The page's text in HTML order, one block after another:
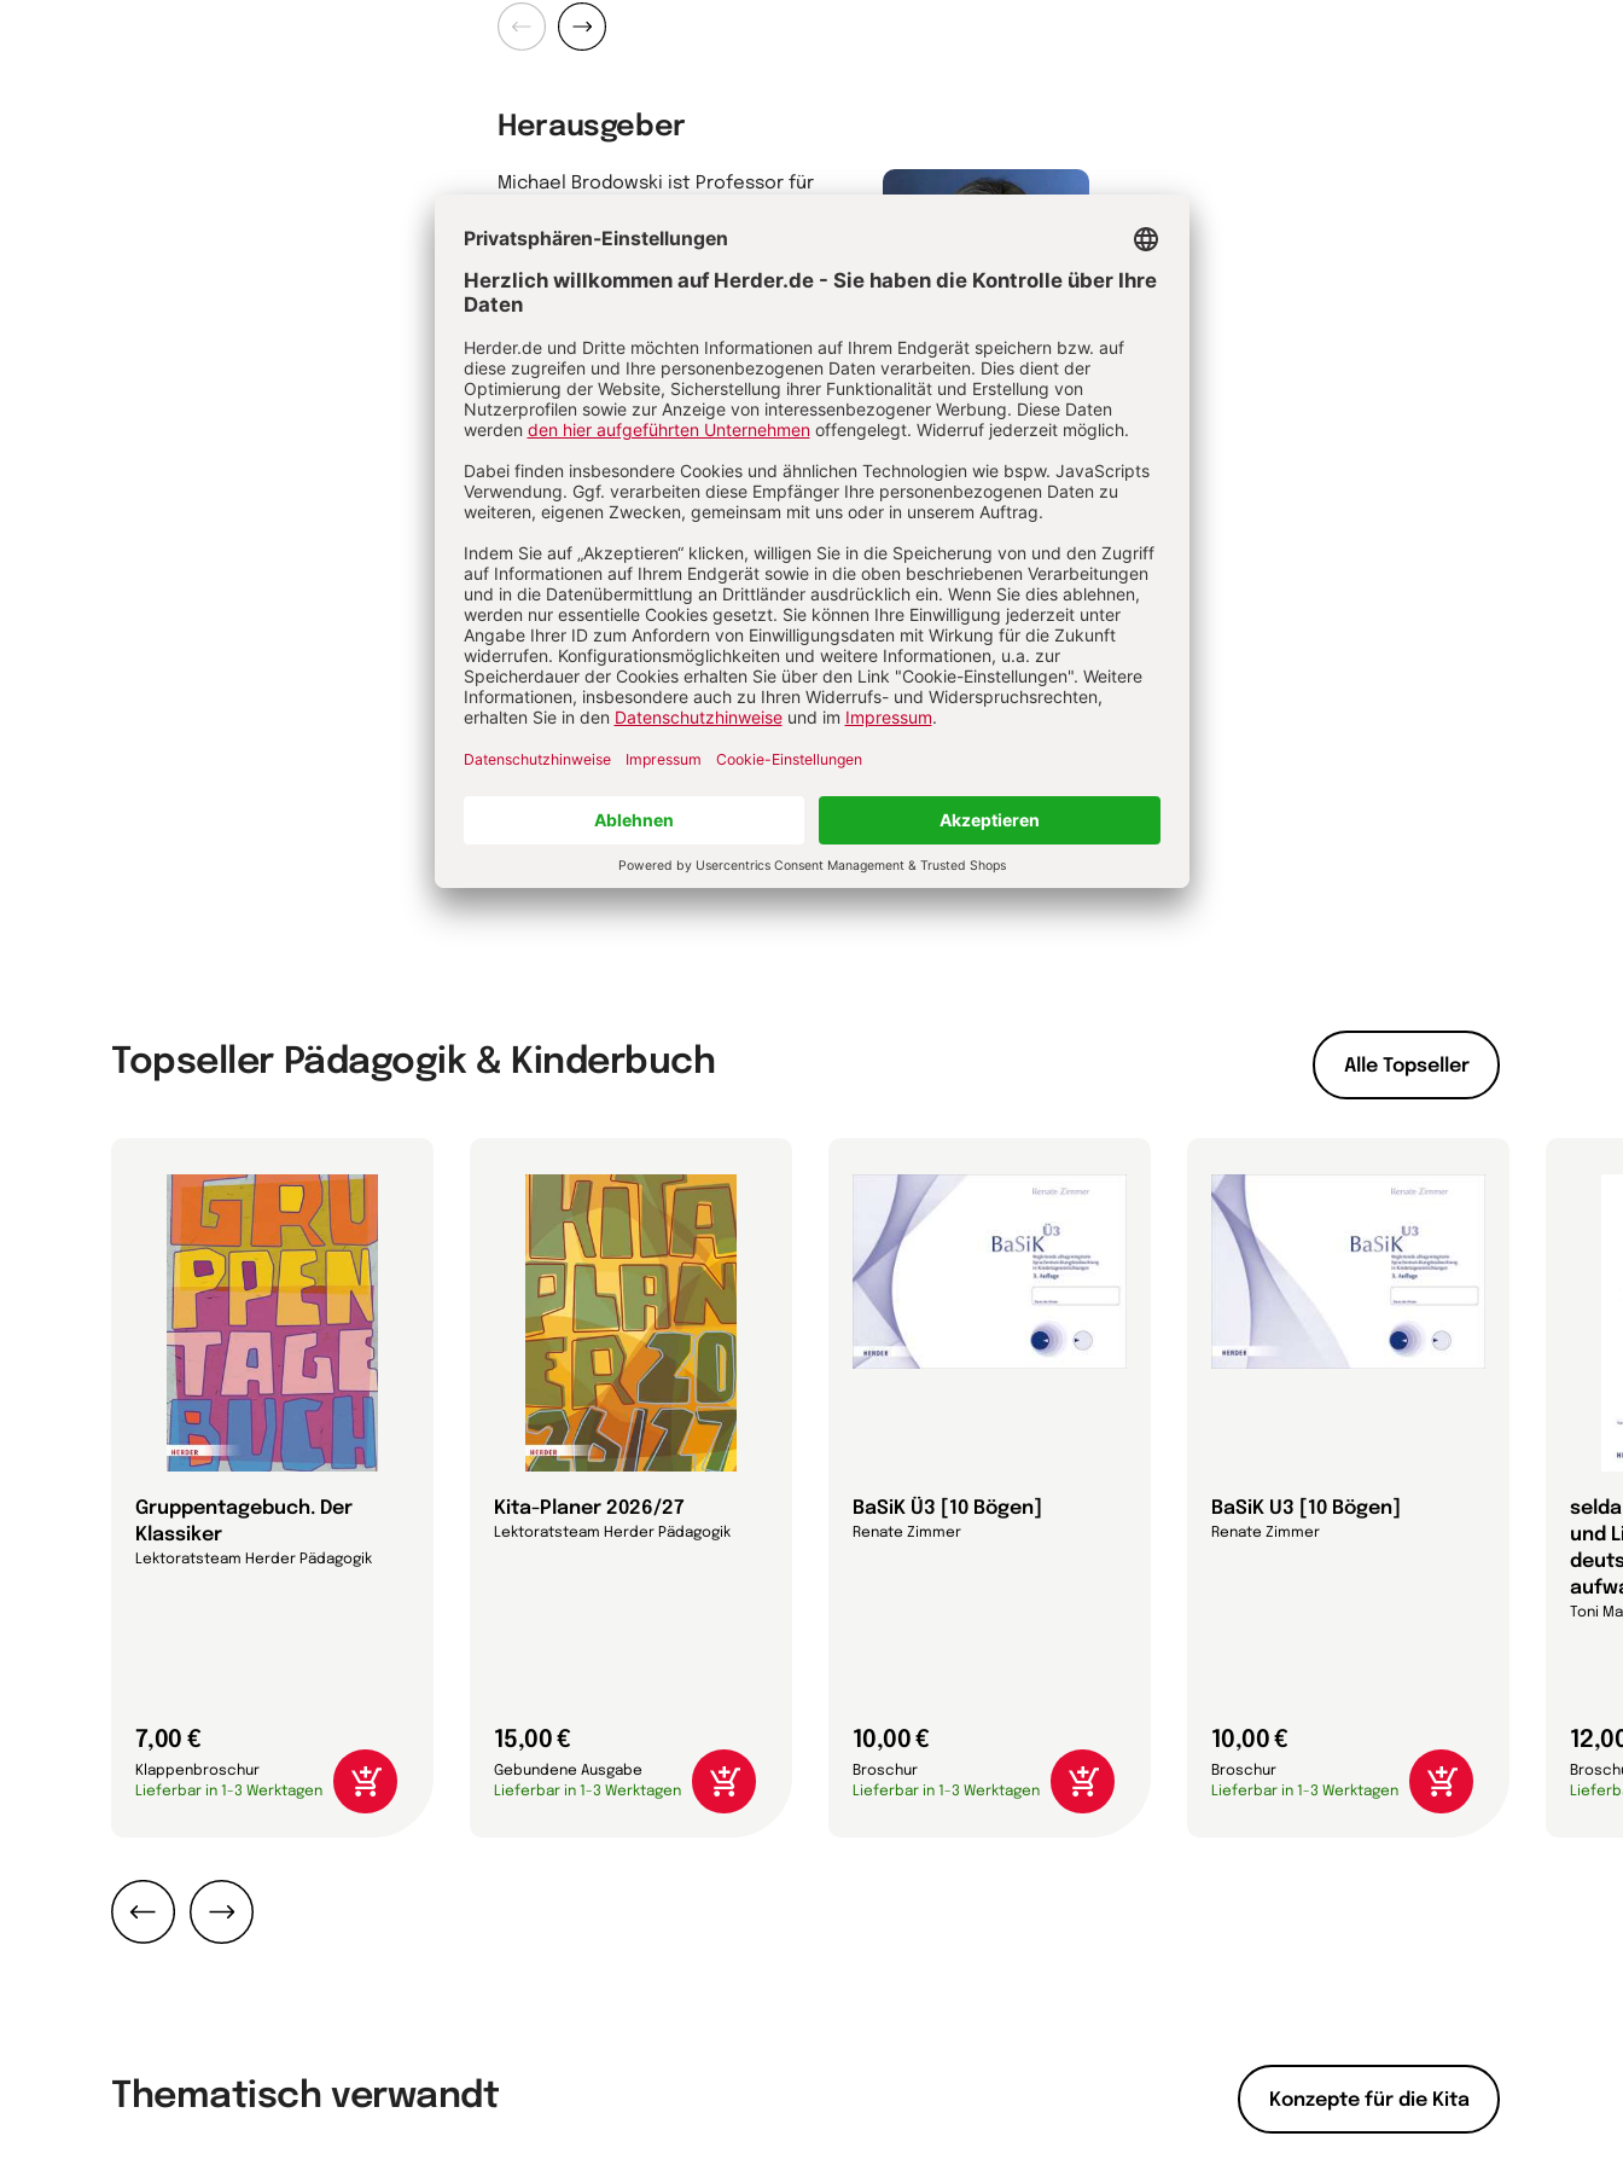
Herausgeber
Michael Brodowski
Professor für Leitung
und Management
frühkindlicher
Bildungseinrichtungn
Michael Brodowski ist Professor für
Bildungseinrichtungen an der Alice-
Salomon-Hochschule in Berlin. Dort ist er
für den Masterstudiengang
Nachhaltige Entwicklung (BNE)
verantwortlich. Von 2005 - 2010 war er
Leiter der Koordinationsstelle zur
Umsetzung der UN Weltdekade "Bildung
für eine Nachhaltige Entwicklung" für das
Bundesland Thüringen.
Mehr von Michael Brodowski
Verwandte Themen
Ruhephasen und Entspannung in der Kita
Achtsamkeit und Entspannung
Topseller Pädagogik & Kinderbuch Alle Topseller
Gruppentagebuch. Der
Klassiker
Lektoratsteam Herder Pädagogik
7,00 €
Klappenbroschur
Lieferbar in 1-3 Werktagen
Kita-Planer 2026/27
Lektoratsteam Herder Pädagogik
15,00 €
Gebundene Ausgabe
Lieferbar in 1-3 Werktagen
BaSiK Ü3 [10 Bögen]
Renate Zimmer
10,00 €
Broschur
Lieferbar in 1-3 Werktagen
BaSiK U3 [10 Bögen]
Renate Zimmer
10,00 €
Broschur
Lieferbar in 1-3 Werktagen
und
Toni
Thematisch verwandt Konzepte für die Kita